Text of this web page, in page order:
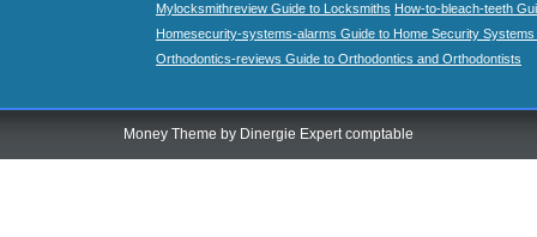
Mylocksmithreview Guide to Locksmiths How-to-bleach-teeth
Homesecurity-systems-alarms Guide to Home Security Systems
Orthodontics-reviews Guide to Orthodontics and Orthodontists
Money Theme by Dinergie Expert comptable